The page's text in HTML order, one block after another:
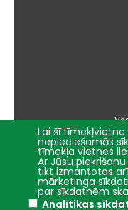
Studiju virzienu
Lai šī
nepieciešamās
tīmekļa vietnes
Ar Jūsu
tikt izmantotas
mārketinga
par sīkdatnēm
Analītikas